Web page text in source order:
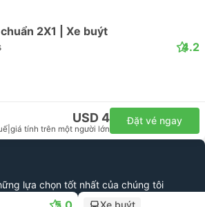
2X1 | Xe buýt
4.2
USD 4
giá tính trên một người lớn
Đặt vé ngay
lựa chọn tốt nhất của chúng tôi
Xe buýt